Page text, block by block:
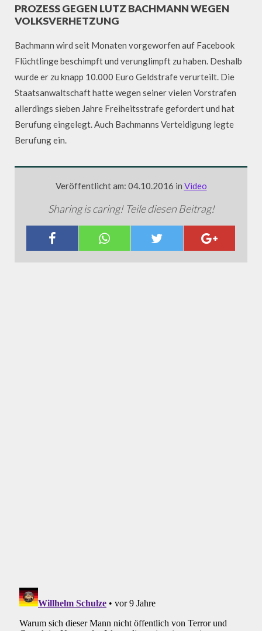
PROZESS GEGEN LUTZ BACHMANN WEGEN
VOLKSVERHETZUNG
Bachmann wird seit Monaten vorgeworfen auf Facebook
Flüchtlinge beschimpft und verunglimpft zu haben. Deshalb
wurde er zu knapp 10.000 Euro Geldstrafe verurteilt. Die
Staatsanwaltschaft hatte wegen seiner vielen Vorstrafen
allerdings sieben Jahre Freiheitsstrafe gefordert und hat
Berufung eingelegt. Auch Bachmanns Verteidigung legte
Berufung ein.
Veröffentlicht am: 04.10.2016 in Video
Sharing is caring! Teile diesen Beitrag!